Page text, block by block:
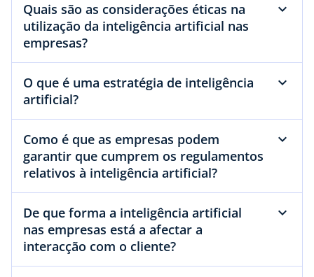
Quais são as considerações éticas na
utilização da inteligência artificial nas
empresas?
O que é uma estratégia de inteligência
artificial?
Como é que as empresas podem
garantir que cumprem os regulamentos
relativos à inteligência artificial?
De que forma a inteligência artificial
nas empresas está a afectar a
interacção com o cliente?